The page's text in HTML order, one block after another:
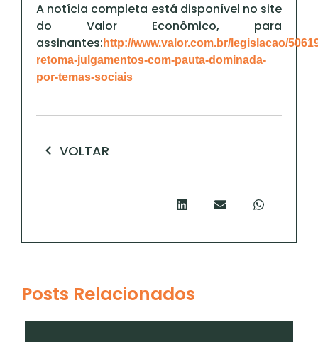
A notícia completa está disponível no site
do Valor Econômico, para
assinantes: http://www.valor.com.br/legislacao/
retoma-julgamentos-com-pauta-dominada-
por-temas-sociais
VOLTAR
Posts Relacionados